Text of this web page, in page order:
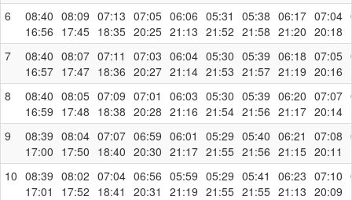
6
08:40
16:56
08:09
17:45
07:13
18:35
07:05
20:25
06:06
21:13
05:31
21:52
05:38
21:58
06:17
21:20
07:04
20:18
7
08:40
16:57
08:07
17:47
07:11
18:36
07:03
20:27
06:04
21:14
05:30
21:53
05:39
21:57
06:18
21:19
07:05
20:16
8
08:40
16:59
08:05
17:48
07:09
18:38
07:01
20:28
06:03
21:16
05:30
21:54
05:39
21:56
06:20
21:17
07:07
20:14
9
08:39
17:00
08:04
17:50
07:07
18:40
06:59
20:30
06:01
21:17
05:29
21:55
05:40
21:56
06:21
21:15
07:08
20:11
10 08:39
17:01
08:02
17:52
07:04
18:41
06:56
20:31
05:59
21:19
05:29
21:55
05:41
21:55
06:23
21:13
07:10
20:09